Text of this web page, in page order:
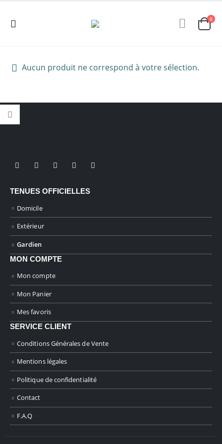
0
Aucun produit ne correspond à votre sélection.
TENUES OFFICIELLES
Domicile
Extérieur
Gardien
MON COMPTE
Mon compte
Mon Panier
Mes favoris
SERVICE CLIENT
Conditions Générales de Vente
Mentions légales
Politique de confidentialité
Contact
F.A.Q